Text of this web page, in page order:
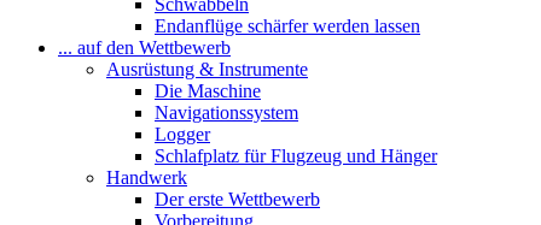
Schwabbeln
Endanflüge schärfer werden lassen
... auf den Wettbewerb
Ausrüstung & Instrumente
Die Maschine
Navigationssystem
Logger
Schlafplatz für Flugzeug und Hänger
Handwerk
Der erste Wettbewerb
Vorbereitung